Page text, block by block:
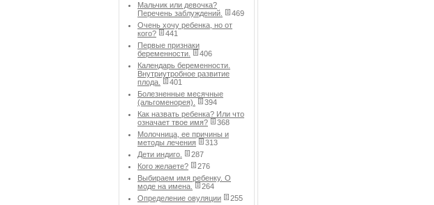
Мальчик или девочка?
Перечень заблуждений.
469
Очень хочу ребенка, но от
кого?
441
Первые признаки
беременности.
406
Календарь беременности.
Внутриутробное развитие
плода.
401
Болезненные месячные
(альгоменорея).
394
Как назвать ребенка? Или что
означает твое имя?
368
Молочница, ее причины и
методы лечения
313
Дети индиго.
287
Кого желаете?
276
Выбираем имя ребенку. О
моде на имена.
264
Определение овуляции
255